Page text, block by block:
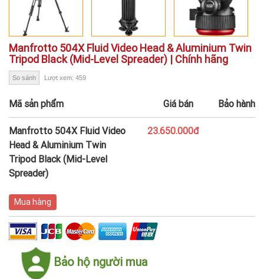
Manfrotto 504X Fluid Video Head & Aluminium Twin
Tripod Black (Mid-Level Spreader) | Chính hãng
So sánh Lượt xem: 459
Mã sản phẩm Giá bán Bảo hành
Manfrotto 504X Fluid Video
Head & Aluminium Twin
Tripod Black (Mid-Level
Spreader)
23.650.000đ
Mua hàng
Bảo hộ người mua